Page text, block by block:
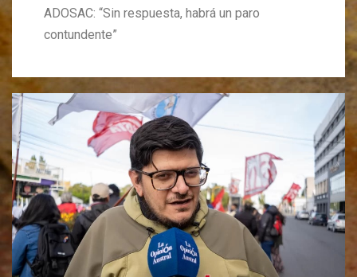
ADOSAC: “Sin respuesta, habrá un paro
contundente”